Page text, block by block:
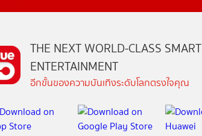
THE NEXT WORLD-CLASS SMART
ENTERTAINMENT
อีกขั้นของความบันเทิงระดับโลกตรงใจคุณ